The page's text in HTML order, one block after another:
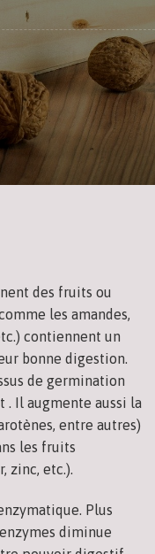
des fruits ou
les amandes,
contiennent un
bonne digestion.
de germination
Il augmente aussi la
entre autres)
les fruits
zinc, etc.).
Plus
diminue